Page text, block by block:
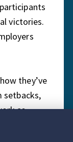
victories.
they’ve
setbacks,
as
of